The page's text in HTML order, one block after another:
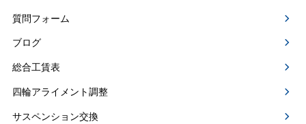
質問フォーム
ブログ
総合工賃表
四輪アライメント調整
サスペンション交換